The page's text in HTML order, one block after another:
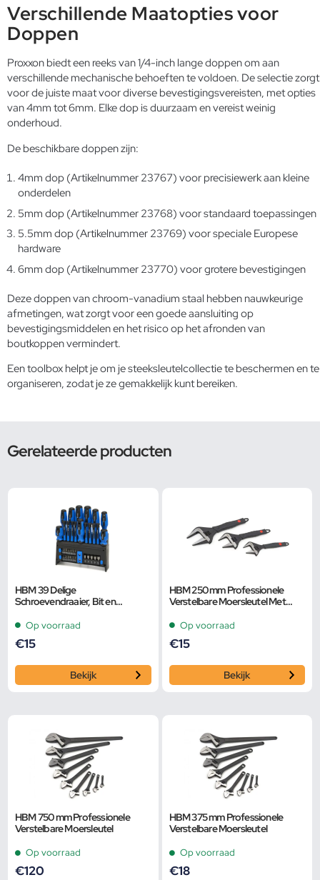
Verschillende Maatopties voor
Doppen
Proxxon biedt een reeks van 1/4-inch lange doppen om aan
verschillende mechanische behoeften te voldoen. De selectie zorgt
voor de juiste maat voor diverse bevestigingsvereisten, met opties
van 4mm tot 6mm. Elke dop is duurzaam en vereist weinig
onderhoud.
De beschikbare doppen zijn:
4mm dop (Artikelnummer 23767) voor precisiewerk aan kleine
onderdelen
5mm dop (Artikelnummer 23768) voor standaard toepassingen
5.5mm dop (Artikelnummer 23769) voor speciale Europese
hardware
6mm dop (Artikelnummer 23770) voor grotere bevestigingen
Deze doppen van chroom-vanadium staal hebben nauwkeurige
afmetingen, wat zorgt voor een goede aansluiting op
bevestigingsmiddelen en het risico op het afronden van
boutkoppen vermindert.
Eentoolboxhelpt je om je steeksleutelcollectie te beschermen en te
organiseren, zodat je ze gemakkelijk kunt bereiken.
Gerelateerde producten
HBM 39 Delige
Schroevendraaier, Bit en
Op voorraad
€15
Bekijk
HBM 250 mm Professionele
Verstelbare Moersleutel Met
Smalle Bek
Op voorraad
€15
Bekijk
HBM 750 mm Professionele
Verstelbare Moersleutel
Op voorraad
€120
HBM 375 mm Professionele
Verstelbare Moersleutel
Op voorraad
€18